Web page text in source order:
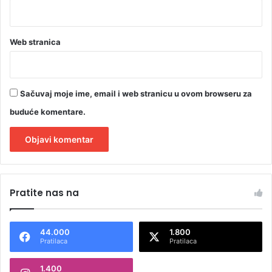
r
t
Web stranica
Sačuvaj moje ime, email i web stranicu u ovom browseru za
buduće komentare.
t
n
Pratite nas na
44.000
Pratilaca
1.800
Pratilaca
1.400